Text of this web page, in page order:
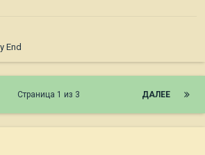
End
ДАЛЕЕ
Страница 1 из 3